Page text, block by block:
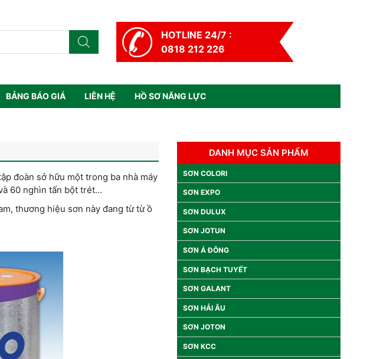
HOTLINE 24/7 :
0818 212 226
BẢNG BÁO GIÁ LIÊN HỆ HỒ SƠ NĂNG LỰC
đoàn sở hữu một trong ba nhà máy
60 nghìn tấn bột trét…
thương hiệu sơn này đang từ từ ồ
DANH MỤC SẢN PHẨM
SƠN COLORI
SƠN EXPO
SƠN DULUX
SƠN JOTUN
SƠN Á ĐÔNG
SƠN BẠCH TUYẾT
SƠN GALANT
SƠN HẢI ÂU
SƠN JOTON
SƠN KCC